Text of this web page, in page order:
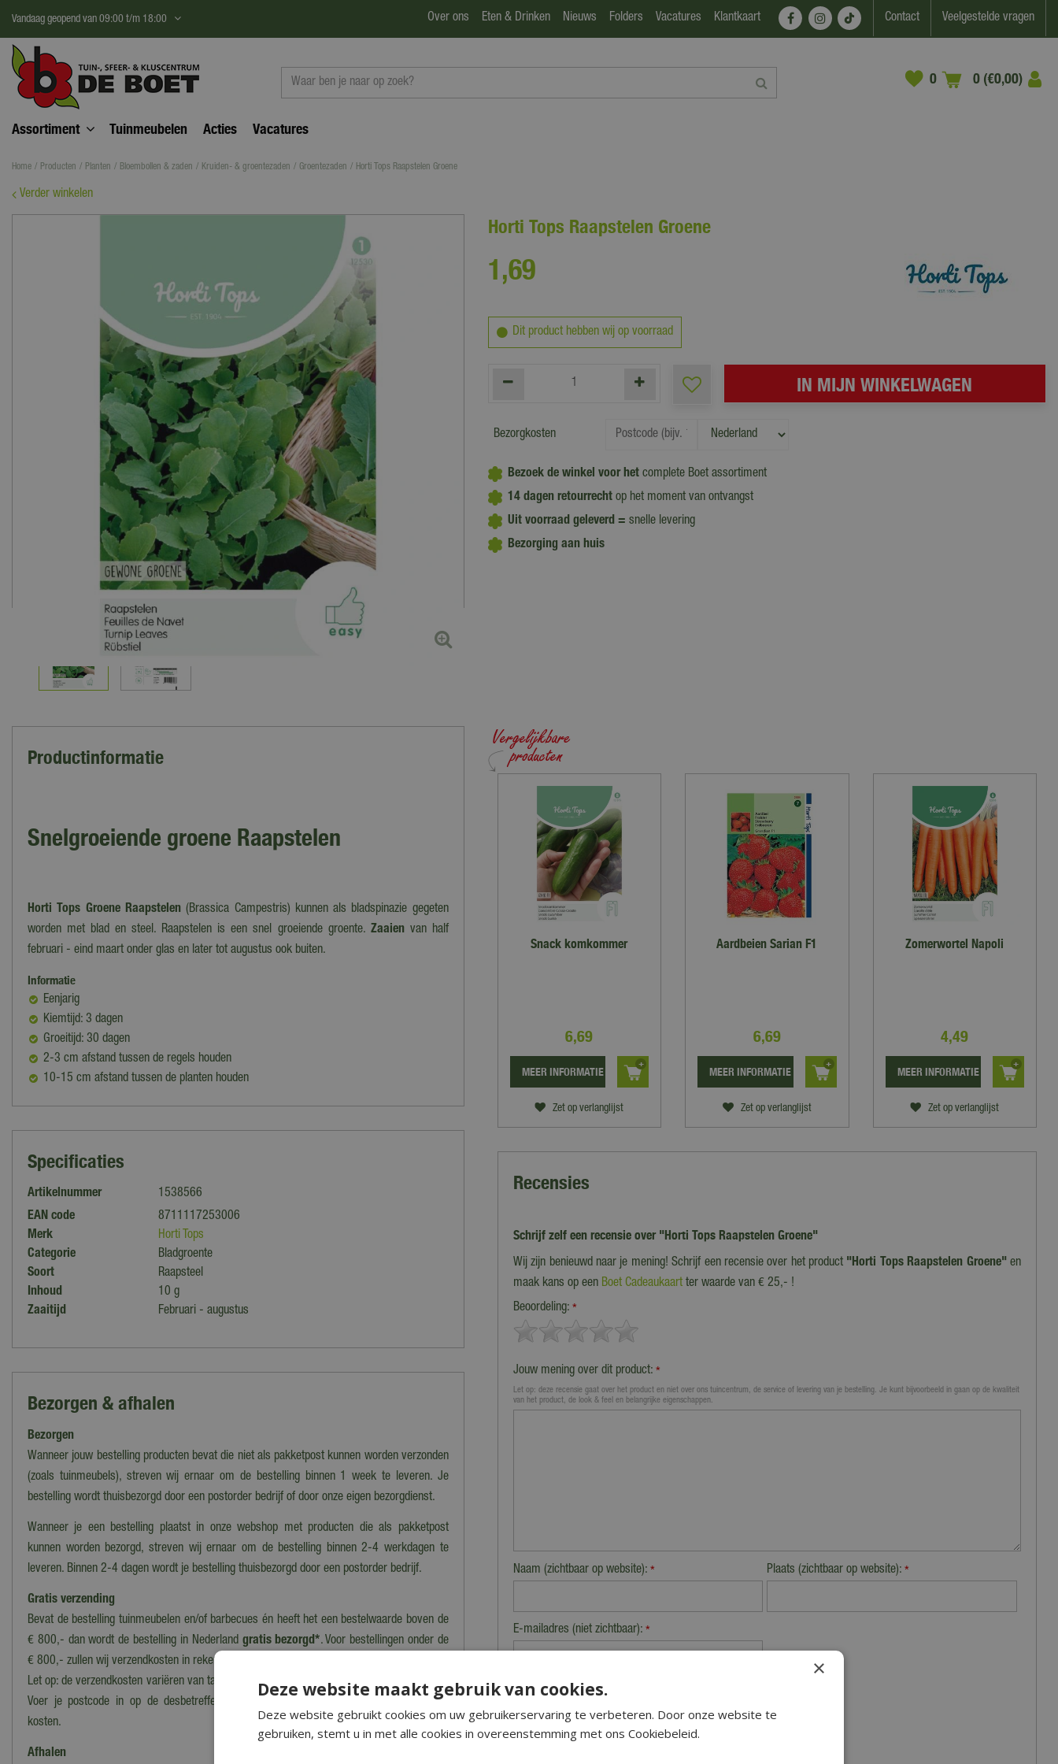
content
Home Producten Planten Bloembollen & zaden Kruiden- & groentezaden Groentezaden Horti Tops Raapstelen Groene
Vandaag geopend van 09:00 t/m 18:00 Over ons Eten & Drinken Nieuws Folders Vacatures Klantkaart Contact Veelgestelde vragen
0 (€0,00)
Assortiment Tuinmeubelen Acties Vacatures
Verder winkelen
Horti Tops Raapstelen Groene
1,69
Dit product hebben wij op voorraad
Bezorgkosten
Bezoek de winkel voor het complete Boet assortiment
14 dagen retourrechtop het moment van ontvangst
Uit voorraad geleverd = snelle levering
Bezorging aan huis
Productinformatie
Snelgroeiende groene Raapstelen
Horti Tops Groene Raapstelen(Brassica Campestris) kunnen als bladspinazie gegeten
worden met blad en steel. Raapstelen is een snel groeiende groente. Zaaien van half
februari - eind maart onder glas en later tot augustus ook buiten.
Informatie
Eenjarig
Kiemtijd: 3 dagen
Groeitijd: 30 dagen
2-3 cm afstand tussen de regels houden
10-15 cm afstand tussen de planten houden
Specificaties
Artikelnummer
1538566
EAN code
8711117253006
Merk
Horti Tops
Categorie
Bladgroente
Soort
Raapsteel
Inhoud
10 g
Zaaitijd
Februari - augustus
Bezorgen & afhalen
Bezorgen
Wanneer jouw bestelling producten bevat die niet als pakketpost kunnen worden verzonden
(zoals tuinmeubels), streven wij ernaar om de bestelling binnen 1 week te leveren. Je
bestelling wordt thuisbezorgd door een postorder bedrijf of door onze eigen bezorgdienst.
Wanneer je een bestelling plaatst in onze webshop met producten die als pakketpost
kunnen worden bezorgd, streven wij ernaar om de bestelling binnen 2-4 werkdagen te
leveren. Binnen 2-4 dagen wordt je bestelling thuisbezorgd door een postorder bedrijf.
Gratis verzending
Bevat de bestelling tuinmeubelen en/of barbecues én heeft het een bestelwaarde boven de
€ 800,- dan wordt de bestelling in Nederland gratis bezorgd*. Voor bestellingen onder de
€ 800,- zullen wij verzendkosten in rekening brengen.
Let op: de verzendkosten variëren van tarief i.v.m. grootte en het gewicht van de bestelling.
Voer je postcode in op de desbetreffende productpagina voor een berekening van de
kosten.
Afhalen
Snack komkommer
6,69
Zet op verlanglijst
MEER INFORMATIE
Aardbeien Sarian F1
6,69
Zet op verlanglijst
MEER INFORMATIE
Zomerwortel Napoli
4,49
Zet op verlanglijst
MEER INFORMATIE
Recensies
Schrijf zelf een recensie over "Horti Tops Raapstelen Groene"
Wij zijn benieuwd naar je mening! Schrijf een recensie over het product "Horti Tops Raapstelen Groene"en
maak kans op een Boet Cadeaukaartter waarde van € 25,- !
Beoordeling: *
Jouw mening over dit product: *
Let op: deze recensie gaat over het product en niet over ons tuincentrum, de service of levering van je bestelling. Je kunt bijvoorbeeld in gaan op de kwaliteit
van het product, de look & feel en belangrijke eigenschappen.
Naam (zichtbaar op website): * Plaats (zichtbaar op website):*
E-mailadres (niet zichtbaar): *
Beveiligingscontrole:
×
Deze website maakt gebruik van cookies.
Deze website gebruikt cookies om uw gebruikerservaring te verbeteren. Door onze website te
gebruiken, stemt u in met alle cookies in overeenstemming met ons Cookiebeleid.